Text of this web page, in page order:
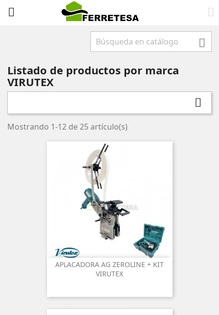
 

Listado de productos por marca
VIRUTEX

Mostrando 1-12 de 25 artículo(s)
APLACADORA AG ZEROLINE + KIT
VIRUTEX